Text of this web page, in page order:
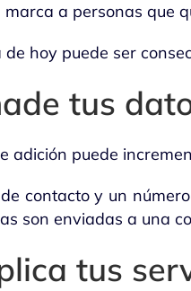
marca a personas que
hoy puede ser
tus
adición puede
contacto y un
son enviadas a una
tus